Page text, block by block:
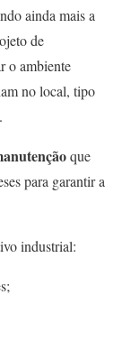
ainda mais a
de
o ambiente
no local, tipo
que
para garantir a
industrial: